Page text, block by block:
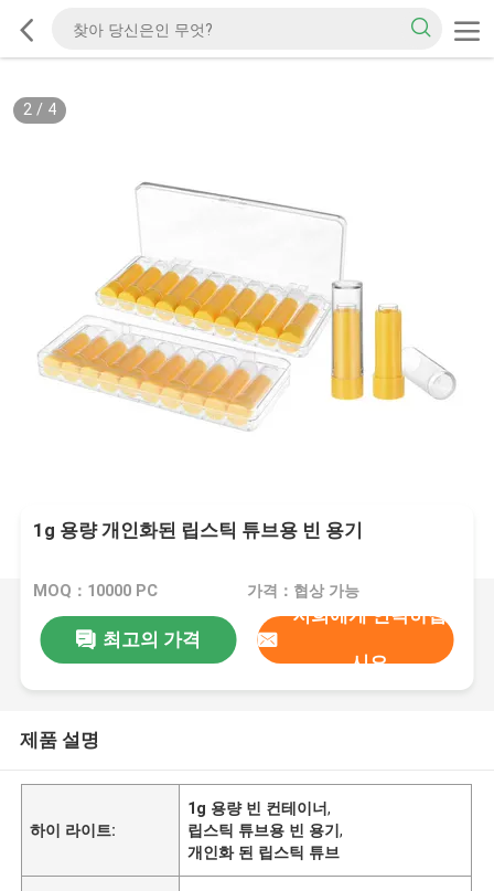
2/ 4
1g 용량 개인화된 립스틱 튜브용 빈 용기
MOQ：10000 PC 가격：협상 가능
최고의 가격
저희에게 연락하십
시오
제품 설명
하이 라이트:
1g 용량 빈 컨테이너,
립스틱 튜브용 빈 용기,
개인화 된 립스틱 튜브